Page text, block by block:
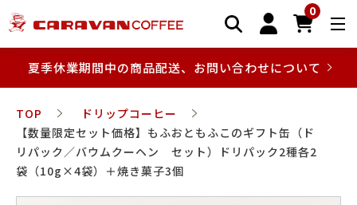
0
夏季休業期間中の商品配送、お問い合わせについて
TOP
ドリップコーヒー
【数量限定セット価格】もふおともふこのギフト缶（ド
リパック／バウムクーヘン セット）ドリパック2種各2
袋（10g×4袋）＋焼き菓子3個